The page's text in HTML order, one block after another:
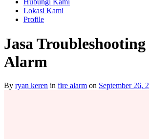
Hubungi Kami
Lokasi Kami
Profile
Jasa
Alarm
By ryan keren in fire alarm on September 26,